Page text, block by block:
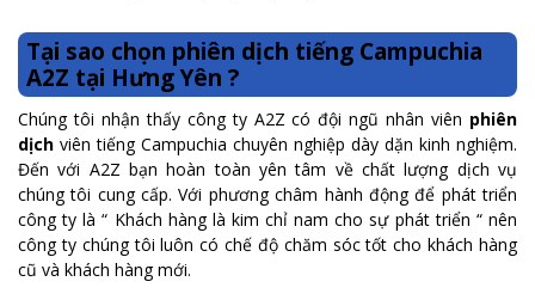
Tại sao chọn phiên dịch tiếng Campuchia
A2Z tại Hưng Yên ?
Chúng tôi nhận thấy công ty A2Z có đội ngũ nhân viên phiên
dịch viên tiếng Campuchia chuyên nghiệp dày dặn kinh nghiệm.
Đến với A2Z bạn hoàn toàn yên tâm về chất lượng dịch vụ
chúng tôi cung cấp. Với phương châm hành động để phát triển
công ty là “ Khách hàng là kim chỉ nam cho sự phát triển “ nên
công ty chúng tôi luôn có chế độ chăm sóc tốt cho khách hàng
cũ và khách hàng mới.